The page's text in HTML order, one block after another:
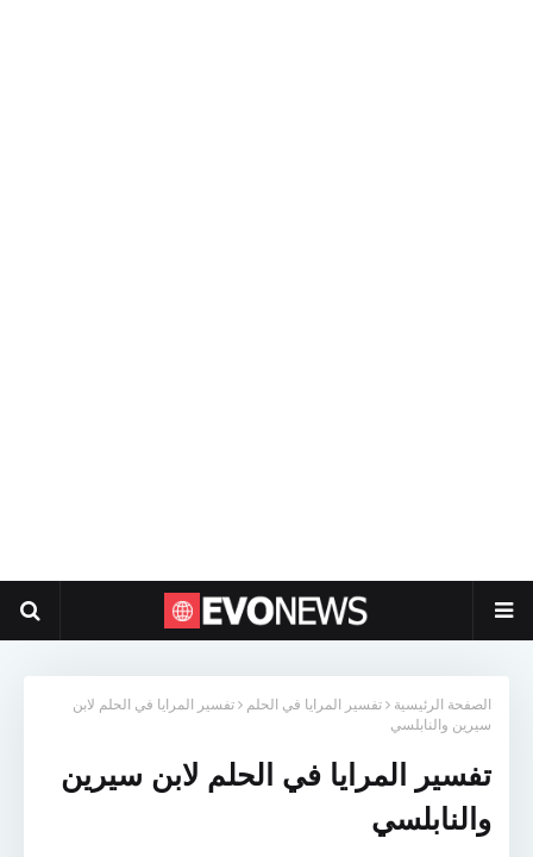
الصفحة الرئيسية تفسير المرايا في الحلم
تفسير المرايا في الحلم لابن
سيرين والنابلسي
تفسير المرايا في الحلم لابن سيرين
والنابلسي